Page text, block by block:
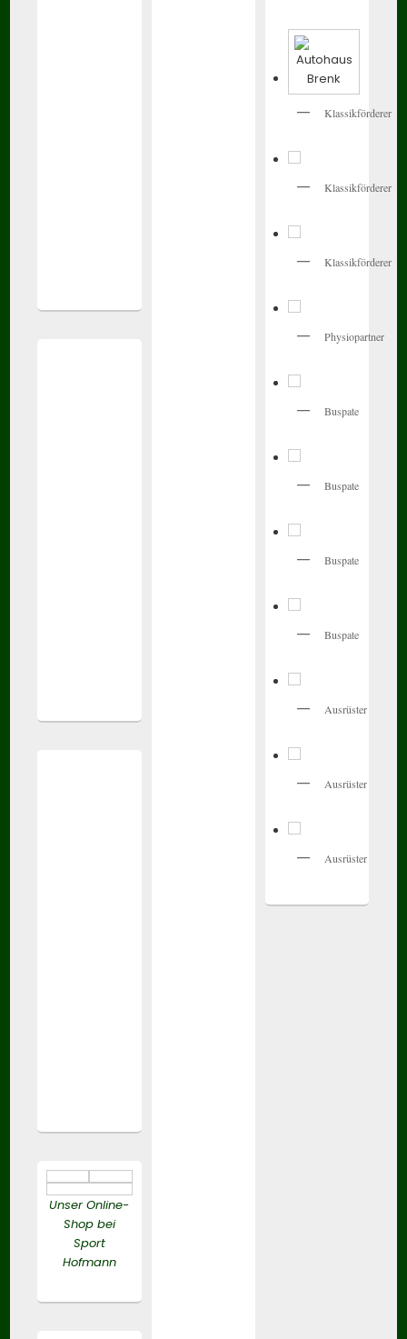
Unser Online-
Shop bei
Sport
Hofmann
Klassikförderer
Klassikförderer
Klassikförderer
Physiopartner
Buspate
Buspate
Buspate
Buspate
Ausrüster
Ausrüster
Ausrüster